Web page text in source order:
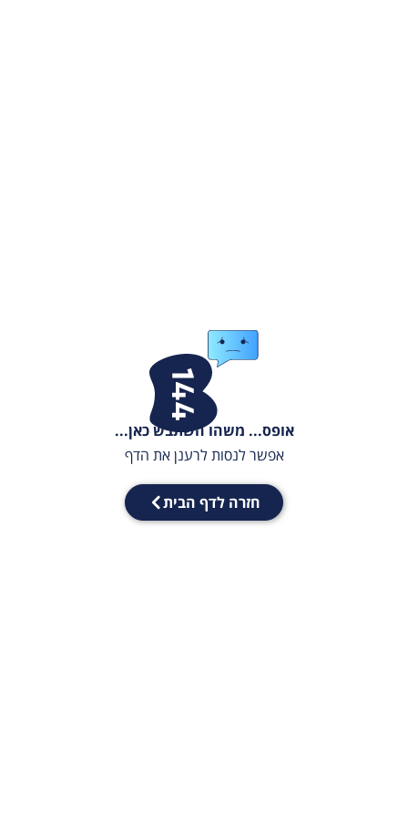
אופס... משהו השתבש כאן...
אפשר לנסות לרענן את הדף
חזרה לדף הבית